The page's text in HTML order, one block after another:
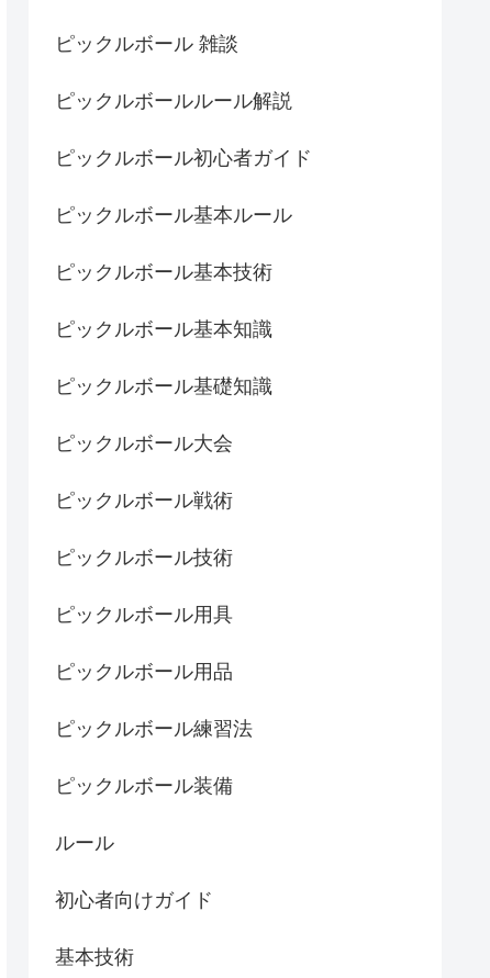
ピックルボール 雑談
ピックルボールルール解説
ピックルボール初心者ガイド
ピックルボール基本ルール
ピックルボール基本技術
ピックルボール基本知識
ピックルボール基礎知識
ピックルボール大会
ピックルボール戦術
ピックルボール技術
ピックルボール用具
ピックルボール用品
ピックルボール練習法
ピックルボール装備
ルール
初心者向けガイド
基本技術